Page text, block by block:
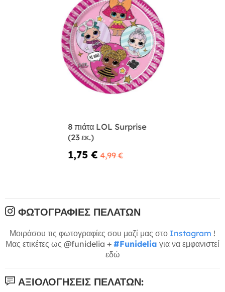
8 πιάτα LOL Surprise
(23 εκ.)
1,75 € 4,99 €
ΦΩΤΟΓΡΑΦΊΕΣ ΠΕΛΑΤΏΝ
Μοιράσου τις φωτογραφίες σου μαζί μας στο Instagram !
Μας ετικέτες ως @funidelia + #Funidelia για να εμφανιστεί
εδώ
ΑΞΙΟΛΟΓΉΣΕΙΣ ΠΕΛΑΤΏΝ: